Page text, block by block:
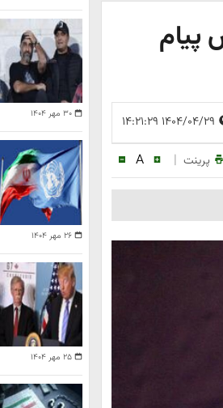
پیام
پرینت |
A
۳۰ مهر ۱۴۰۴
۲۶ مهر ۱۴۰۴
۲۵ مهر ۱۴۰۴